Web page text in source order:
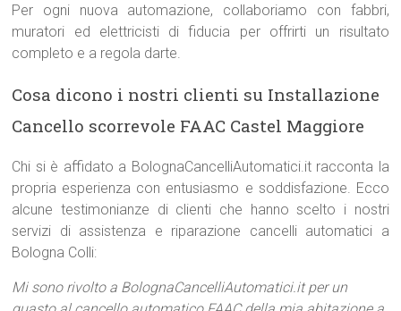
Per ogni nuova automazione, collaboriamo con fabbri,
muratori ed elettricisti di fiducia per offrirti un risultato
completo e a regola darte.
Cosa dicono i nostri clienti su Installazione
Cancello scorrevole FAAC Castel Maggiore
Chi si è affidato a BolognaCancelliAutomatici.it racconta la
propria esperienza con entusiasmo e soddisfazione. Ecco
alcune testimonianze di clienti che hanno scelto i nostri
servizi di assistenza e riparazione cancelli automatici a
Bologna Colli:
Mi sono rivolto a BolognaCancelliAutomatici.it per un